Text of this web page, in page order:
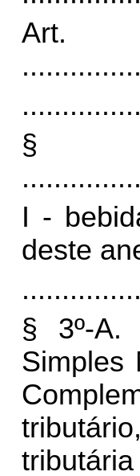
I -
deste
§ 3º-A.
Simples